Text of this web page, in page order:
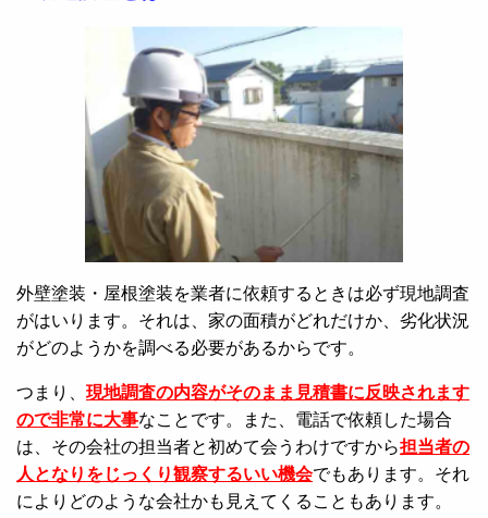
外壁塗装・屋根塗装を業者に依頼するときは必ず現地調査
がはいります。それは、家の面積がどれだけか、劣化状況
がどのようかを調べる必要があるからです。
つまり、 現地調査の内容がそのまま見積書に反映されます
ので非常に大事なことです。また、電話で依頼した場合
は、その会社の担当者と初めて会うわけですから担当者の
人となりをじっくり観察するいい機会でもあります。それ
によりどのような会社かも見えてくることもあります。